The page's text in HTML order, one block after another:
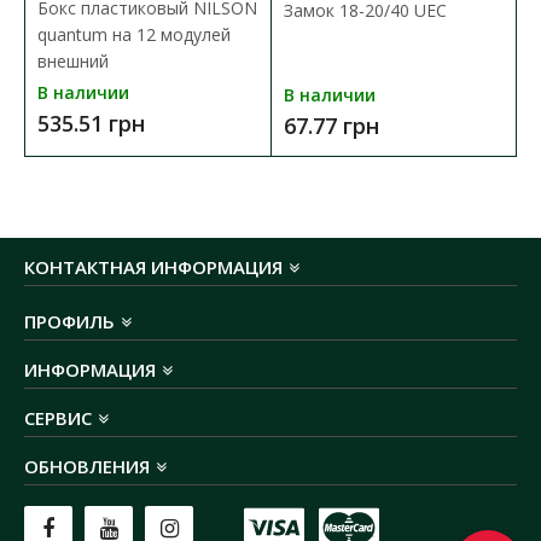
Бокс пластиковый NILSON
quantum на 12 модулей
внешний
В наличии
535.51 грн
Замок 18-20/40 UEC
В наличии
67.77 грн
КОНТАКТНАЯ ИНФОРМАЦИЯ
ПРОФИЛЬ
ИНФОРМАЦИЯ
СЕРВИС
ОБНОВЛЕНИЯ